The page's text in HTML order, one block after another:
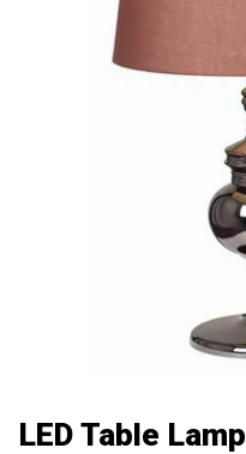
LED Table Lamp